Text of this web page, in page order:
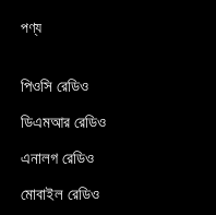
পণ্য
পিওসি রেডিও
ডিএমআর রেডিও
এনালগ রেডিও
মোবাইল রেডিও